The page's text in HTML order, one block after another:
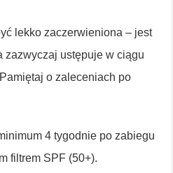
lekko zaczerwieniona – jest
zazwyczaj ustępuje w ciągu
o zaleceniach po
4 tygodnie po zabiegu
filtrem SPF (50+).